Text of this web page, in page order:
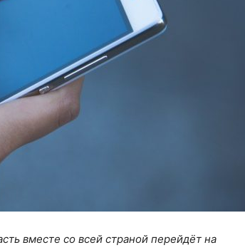
вместе со всей страной перейдёт на